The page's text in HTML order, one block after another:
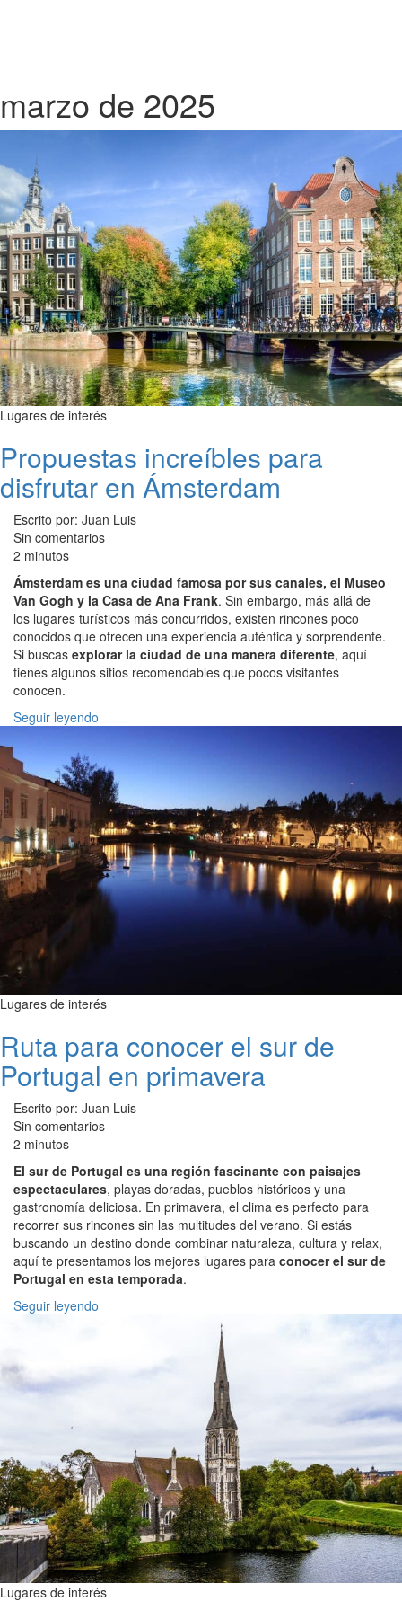
marzo de 2025
Lugares de interés
Propuestas increíbles para
disfrutar en Ámsterdam
Escrito por: Juan Luis
Sin comentarios
2 minutos
Ámsterdam es una ciudad famosa por sus canales, el Museo
Van Gogh y la Casa de Ana Frank. Sin embargo, más allá de
los lugares turísticos más concurridos, existen rincones poco
conocidos que ofrecen una experiencia auténtica y sorprendente.
Si buscas explorar la ciudad de una manera diferente, aquí
tienes algunos sitios recomendables que pocos visitantes
conocen.
Seguir leyendo
Lugares de interés
Ruta para conocer el sur de
Portugal en primavera
Escrito por: Juan Luis
Sin comentarios
2 minutos
El sur de Portugal es una región fascinante con paisajes
espectaculares, playas doradas, pueblos históricos y una
gastronomía deliciosa. En primavera, el clima es perfecto para
recorrer sus rincones sin las multitudes del verano. Si estás
buscando un destino donde combinar naturaleza, cultura y relax,
aquí te presentamos los mejores lugares para conocer el sur de
Portugal en esta temporada.
Seguir leyendo
Lugares de interés